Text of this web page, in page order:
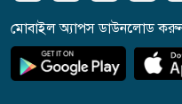
মোবাইল অ্যাপস ডাউনলোড